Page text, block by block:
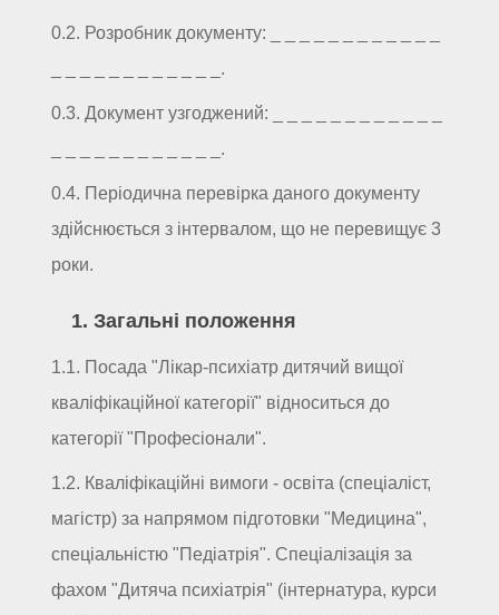
0.2. Розробник документу: _ _ _ _ _ _ _ _ _ _ _ _
_ _ _ _ _ _ _ _ _ _ _ _.
0.3. Документ узгоджений: _ _ _ _ _ _ _ _ _ _ _ _
_ _ _ _ _ _ _ _ _ _ _ _.
0.4. Періодична перевірка даного документу
здійснюється з інтервалом, що не перевищує 3
роки.
1. Загальні положення
1.1. Посада "Лікар-психіатр дитячий вищої
кваліфікаційної категорії" відноситься до
категорії "Професіонали".
1.2. Кваліфікаційні вимоги - освіта (спеціаліст,
магістр) за напрямом підготовки "Медицина",
спеціальністю "Педіатрія". Спеціалізація за
фахом "Дитяча психіатрія" (інтернатура, курси